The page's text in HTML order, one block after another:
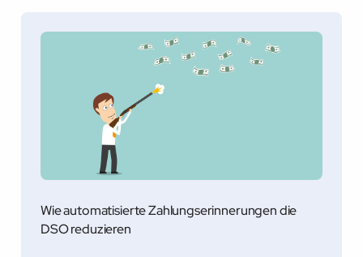
Wie automatisierte Zahlungserinnerungen die
DSO reduzieren